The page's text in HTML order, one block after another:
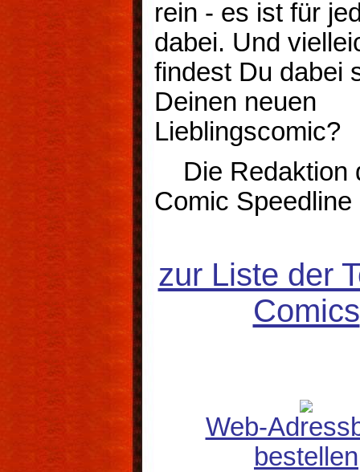
rein - es ist für
dabei. Und
findest Du dabei
Deinen neuen
Lieblingscomic?
Die Redaktion
Comic Speedline
zur Liste der
Comics
Web-
bestellen